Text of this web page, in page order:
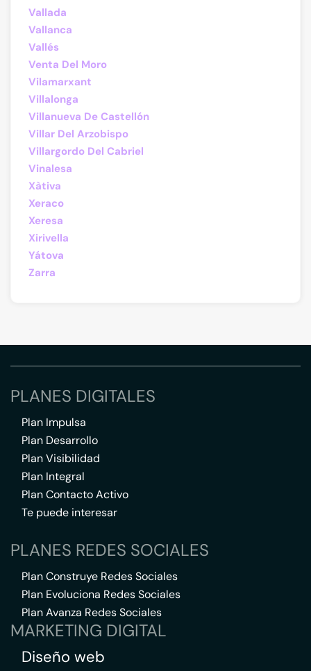
Vallada
Vallanca
Vallés
Venta Del Moro
Vilamarxant
Villalonga
Villanueva De Castellón
Villar Del Arzobispo
Villargordo Del Cabriel
Vinalesa
Xàtiva
Xeraco
Xeresa
Xirivella
Yátova
Zarra
PLANES DIGITALES
Plan Impulsa
Plan Desarrollo
Plan Visibilidad
Plan Integral
Plan Contacto Activo
Te puede interesar
PLANES REDES SOCIALES
Plan Construye Redes Sociales
Plan Evoluciona Redes Sociales
Plan Avanza Redes Sociales
MARKETING DIGITAL
Diseño web